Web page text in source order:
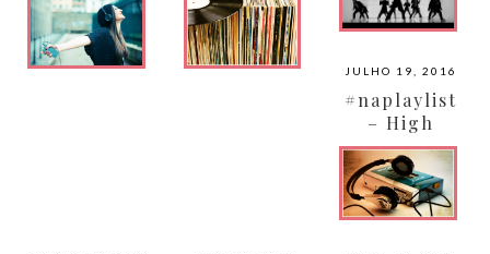
JULHO 19, 2016
#naplaylist
– High
School